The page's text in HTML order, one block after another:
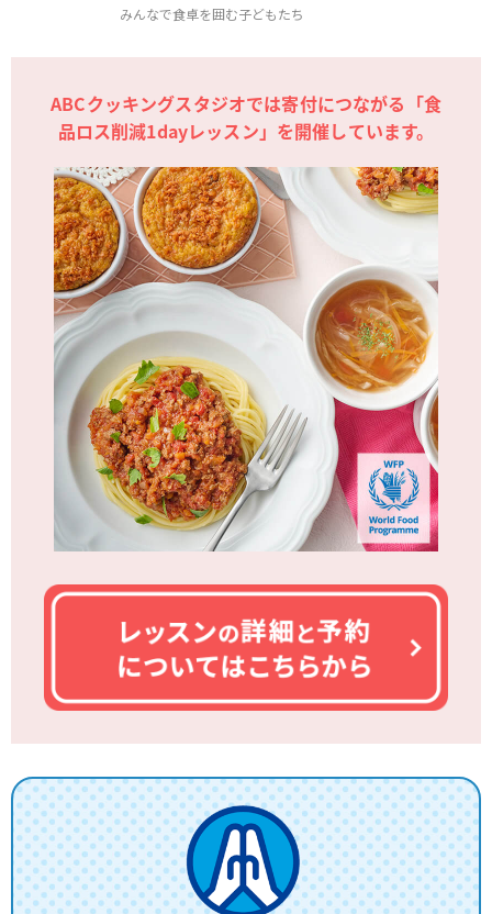
みんなで食卓を囲む子どもたち
ABCクッキングスタジオでは寄付につながる「食
品ロス削減1dayレッスン」を開催しています。